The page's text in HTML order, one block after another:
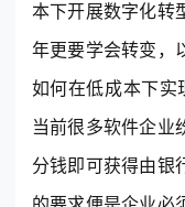
本下开展数字化转
年更要学会转变，
如何在低成本下实
当前很多软件企业
分钱即可获得由银